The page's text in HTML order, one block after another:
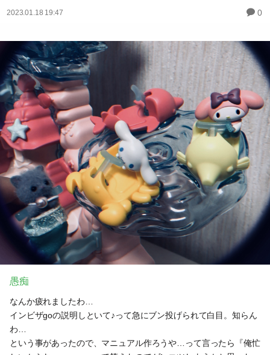
2023.01.18 19:47 0
愚痴
なんか疲れましたわ…
インビザgoの説明しといて♪って急にブン投げられて白目。知らん
わ…
という事があったので、マニュアル作ろうや…って言ったら『俺忙